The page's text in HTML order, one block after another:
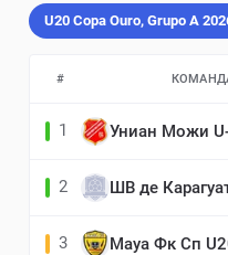
U20 Copa Ouro, Grupo A
#
1 Униан Можи
2 ШВ де
3 Мауа Фк Сп